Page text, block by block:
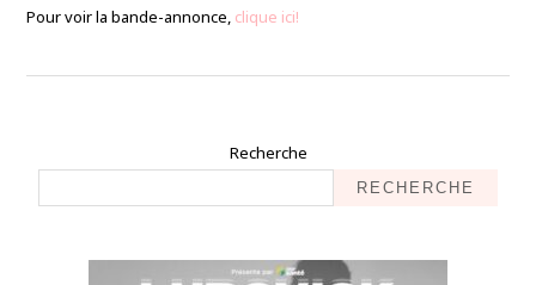
Pour voir la bande-annonce, clique ici!
Recherche
RECHERCHE